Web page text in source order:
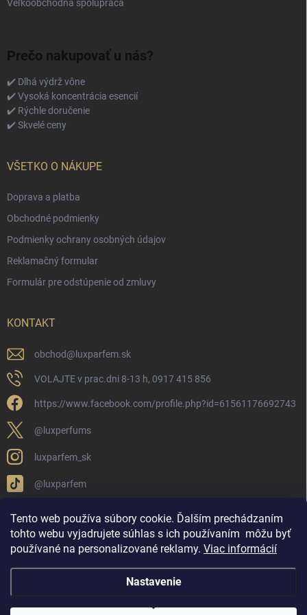
Tento web používa súbory cookie. Ďalším prechádzaním
tohto webu vyjadrujete súhlas s ich používaním môžu byť
používané na personalizované reklamy. Viac informácií
Nastavenie
Veľkoobchodná spolupráca
Prečo nakupovať u nás?
✔️ Dlhá výdrž vône
✔️ Vysoká koncentrácia esencií
✔️ Rýchle doručenie
✔️ Skvelé ceny
VŠETKO O NÁKUPE
Doprava a platba
Obchodné podmienky
Podmienky ochrany osobných údajov
Reklamačný formular
Formulár pre odstúpenie od zmluvy
KONTAKT
obchod@ luxparfem.sk
VOLAJTE v prac.dni 8-13 h, 0917 415 856
https://www.facebook.com/profile.php?id=61561176692743
@luxperfums
luxparfem_sk
@luxparfem
LUX PARFÉM NOVÁKY
Lux Parfém Skupina na FB
Lux Parfum - Česká Republika
Lux Parfumok - Hungary
Copyright 2026LUX PARFÉM. Všetky práva vyhradené.Upraviť nastavenie